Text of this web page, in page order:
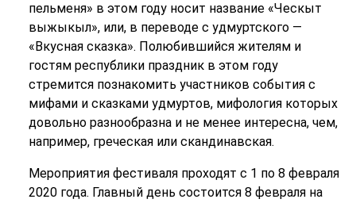
пельменя» в этом году носит название «Ческыт
выжыкыл», или, в переводе с удмуртского —
«Вкусная сказка». Полюбившийся жителям и
гостям республики праздник в этом году
стремится познакомить участников события с
мифами и сказками удмуртов, мифология которых
довольно разнообразна и не менее интересна, чем,
например, греческая или скандинавская.
Мероприятия фестиваля проходят с 1 по 8 февраля
2020 года. Главный день состоится 8 февраля на